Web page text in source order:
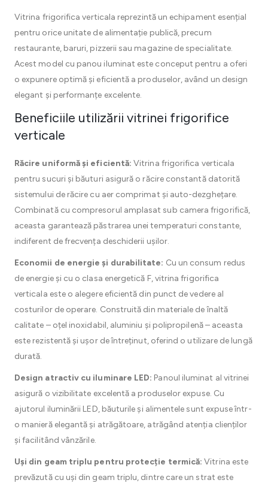
Vitrina frigorifica verticala reprezintă un echipament esențial
pentru orice unitate de alimentație publică, precum
restaurante, baruri, pizzerii sau magazine de specialitate.
Acest model cu panou iluminat este conceput pentru a oferi
o expunere optimă și eficientă a produselor, având un design
elegant și performanțe excelente.
Beneficiile utilizării vitrinei frigorifice
verticale
Răcire uniformă și eficientă: Vitrina frigorifica verticala
pentru sucuri și băuturi asigură o răcire constantă datorită
sistemului de răcire cu aer comprimat și auto-dezghețare.
Combinată cu compresorul amplasat sub camera frigorifică,
aceasta garantează păstrarea unei temperaturi constante,
indiferent de frecvența deschiderii ușilor.
Economii de energie și durabilitate: Cu un consum redus
de energie și cu o clasa energetică F, vitrina frigorifica
verticala este o alegere eficientă din punct de vedere al
costurilor de operare. Construită din materiale de înaltă
calitate – oțel inoxidabil, aluminiu și polipropilenă – aceasta
este rezistentă și ușor de întreținut, oferind o utilizare de lungă
durată.
Design atractiv cu iluminare LED: Panoul iluminat al vitrinei
asigură o vizibilitate excelentă a produselor expuse. Cu
ajutorul iluminării LED, băuturile și alimentele sunt expuse într-
o manieră elegantă și atrăgătoare, atrăgând atenția clienților
și facilitând vânzările.
Uși din geam triplu pentru protecție termică: Vitrina este
prevăzută cu uși din geam triplu, dintre care un strat este